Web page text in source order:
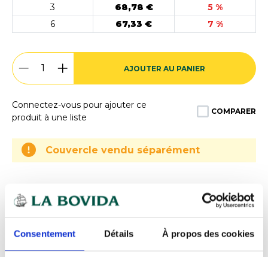
Consentement Détails À propos des cookies
3
68,78 €
5 %
6
67,33 € 7 %
AJOUTER AU PANIER
Connectez-vous pour ajouter ce
produit à une liste
COMPARER
Couvercle vendu séparément
Paiement
100% sécurisé